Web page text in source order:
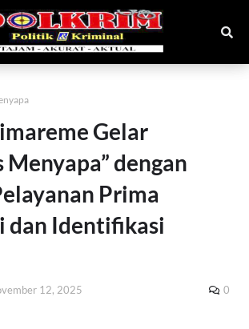
Gelar
Menyapa” dengan
Prima
dan Identifikasi
12, 2025 0